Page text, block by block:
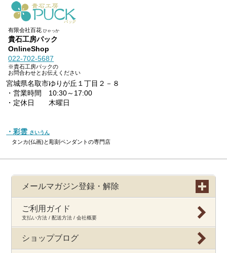
有限会社百花ひゃっか
貴石工房パック
OnlineShop
022-702-5687
※貴石工房パックの
お問合わせとお伝えください
宮城県名取市ゆりが丘１丁目２－８
・営業時間 10:30～17:00
・定休日 木曜日
・彩雲 さいうん
タンカ(仏画)と彫刻ペンダントの専門店
メールマガジン登録・解除
ご利用ガイド
支払い方法 / 配送方法 / 会社概要
ショップブログ